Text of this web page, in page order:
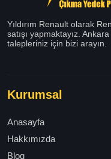
Yıldırım Renault olarak
satışı yapmaktayız.
talepleriniz için bizi arayın.
Kurumsal
Anasayfa
Hakkımızda
Blog